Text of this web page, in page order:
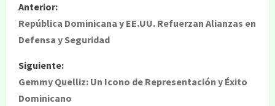
Anterior:
República Dominicana y EE.UU. Refuerzan Alianzas en
Defensa y Seguridad
Siguiente:
Gemmy Quelliz: Un Icono de Representación y Éxito
Dominicano